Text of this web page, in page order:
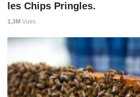
les Chips Pringles.
1,3M Vues